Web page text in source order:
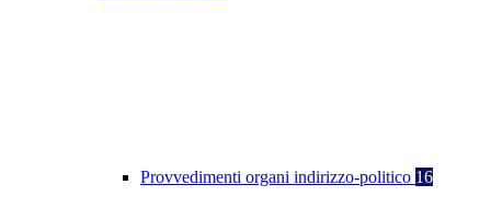
Provvedimenti organi indirizzo-politico 16